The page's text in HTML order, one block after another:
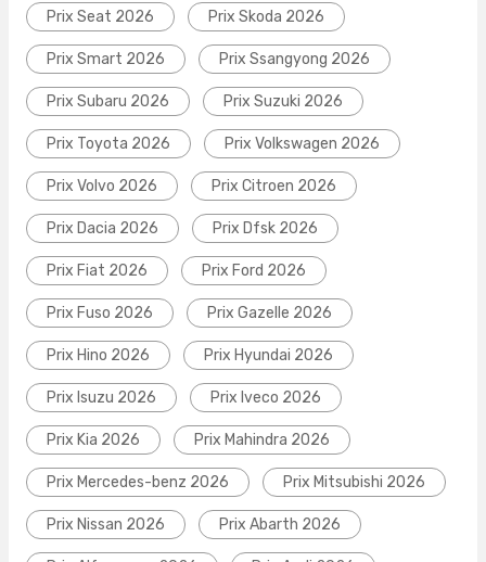
Prix Seat 2026 Prix Skoda 2026
Prix Smart 2026 Prix Ssangyong 2026
Prix Subaru 2026 Prix Suzuki 2026
Prix Toyota 2026 Prix Volkswagen 2026
Prix Volvo 2026 Prix Citroen 2026
Prix Dacia 2026 Prix Dfsk 2026
Prix Fiat 2026 Prix Ford 2026
Prix Fuso 2026 Prix Gazelle 2026
Prix Hino 2026 Prix Hyundai 2026
Prix Isuzu 2026 Prix Iveco 2026
Prix Kia 2026 Prix Mahindra 2026
Prix Mercedes-benz 2026 Prix Mitsubishi 2026
Prix Nissan 2026 Prix Abarth 2026